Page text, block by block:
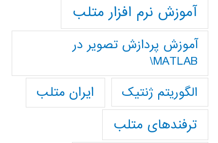
آموزش نرم افزار متلب
آموزش پردازش تصوير در
MATLAB\
الگوریتم ژنتیک
ایران متلب
ترفندهای متلب